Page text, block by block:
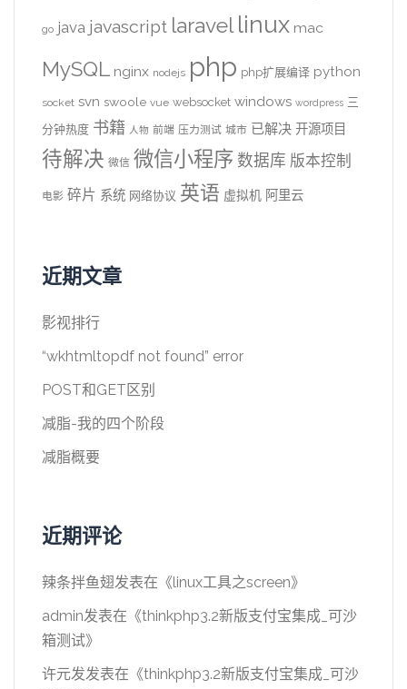
go java javascript laravel linux mac
MySQL nginx nodejs php php扩展编译 python
socket svn swoole vue websocket windows wordpress 三
分钟热度 书籍 人物 前端 压力测试 城市 已解决 开源项目
待解决 微信 微信小程序 数据库 版本控制
电影 碎片 系统 网络协议 英语 虚拟机 阿里云
近期文章
影视排行
“wkhtmltopdf not found” error
POST和GET区别
减脂-我的四个阶段
减脂概要
近期评论
辣条拌鱼翅发表在《linux工具之screen》
admin发表在《thinkphp3.2新版支付宝集成_可沙
箱测试》
许元发发表在《thinkphp3.2新版支付宝集成_可沙